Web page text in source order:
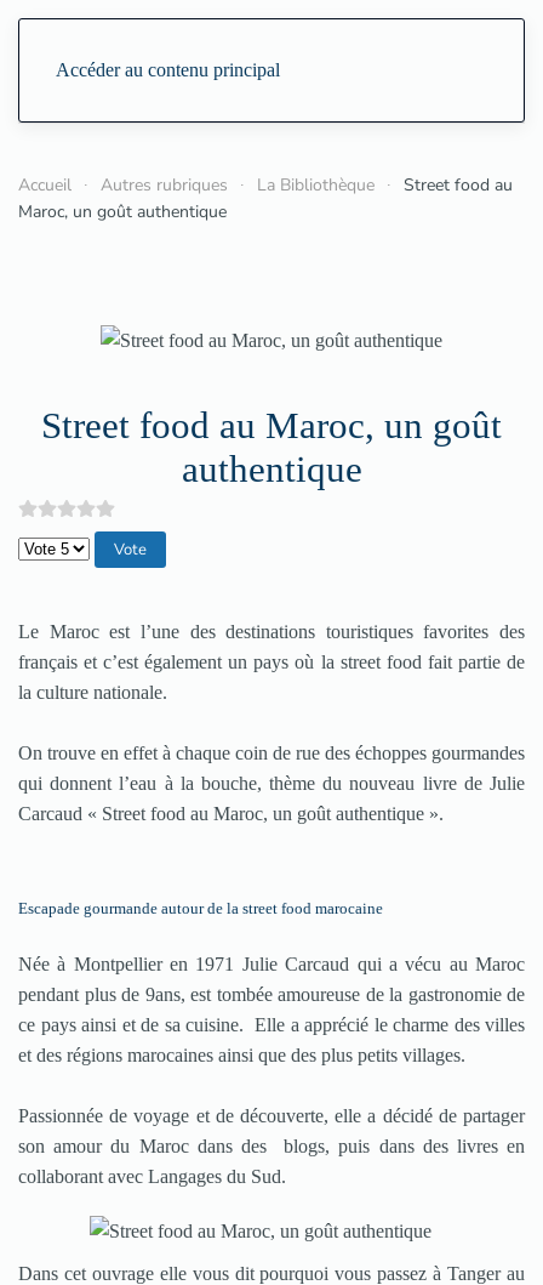
Accéder au contenu principal
Accueil Autres rubriques La Bibliothèque
Street food au
Maroc, un goût authentique
Street food au Maroc, un goût
authentique
Veuillez voter
Le Maroc est l’une des destinations touristiques favorites des
français et c’est également un pays où la street food fait partie de
la culture nationale.
On trouve en effet à chaque coin de rue des échoppes gourmandes
qui donnent l’eau à la bouche, thème du nouveau livre de Julie
Carcaud « Street food au Maroc, un goût authentique ».
Escapade gourmande autour de la street food marocaine
Née à Montpellier en 1971 Julie Carcaud qui a vécu au Maroc
pendant plus de 9ans, est tombée amoureuse de la gastronomie de
ce pays ainsi et de sa cuisine. Elle a apprécié le charme des villes
et des régions marocaines ainsi que des plus petits villages.
Passionnée de voyage et de découverte, elle a décidé de partager
son amour du Maroc dans des blogs, puis dans des livres en
collaborant avec Langages du Sud.
Dans cet ouvrage elle vous dit pourquoi vous passez à Tanger au